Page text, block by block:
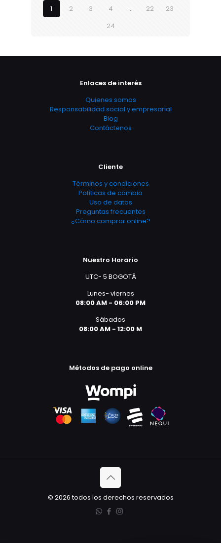
1 2 3 4 … 22
23
24
Enlaces de interés
Quienes somos
Responsabilidad social y empresarial
Blog
Contáctenos
Cliente
Términos y condiciones
Políticas de cambio
Uso de datos
Preguntas frecuentes
¿Cómo comprar online?
Nuestro Horario
UTC- 5 BOGOTÁ
Lunes- viernes
08:00 AM - 06:00 PM
Sábados
08:00 AM - 12:00 M
Métodos de pago online
© 2026 todos los derechos reservados